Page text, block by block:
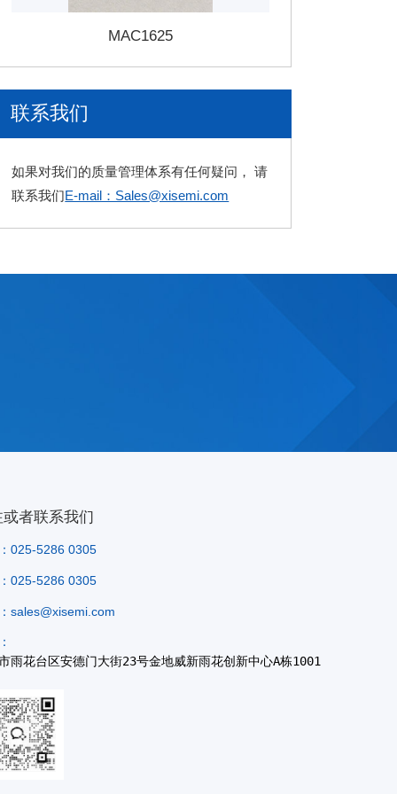
MAC1625
联系我们
如果对我们的质量管理体系有任何疑问， 请
联系我们E-mail：Sales@xisemi.com
者联系我们
025-5286 0305
025-5286 0305
sales@xisemi.com
雨花台区安德门大街23号金地威新雨花创新中心A栋1001